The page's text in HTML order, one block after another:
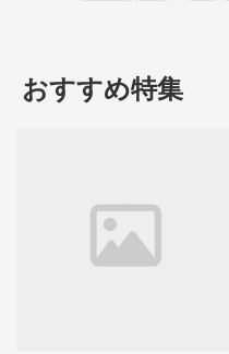
おすすめ特集